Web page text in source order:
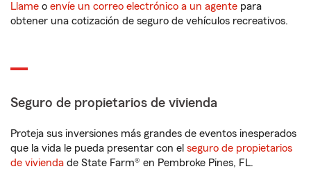
Llame o envíe un correo electrónico a un agente para
obtener una cotización de seguro de vehículos recreativos.
Seguro de propietarios de vivienda
Proteja sus inversiones más grandes de eventos inesperados
que la vida le pueda presentar con el seguro de propietarios
de vivienda de State Farm® en Pembroke Pines, FL.